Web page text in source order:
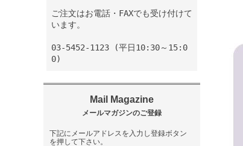
ご注文はお電話・FAXでも受け付けて
います。
03-5452-1123 (平日10:30～15:0
0)
下記にメールアドレスを入力し登録ボタン
を押して下さい。